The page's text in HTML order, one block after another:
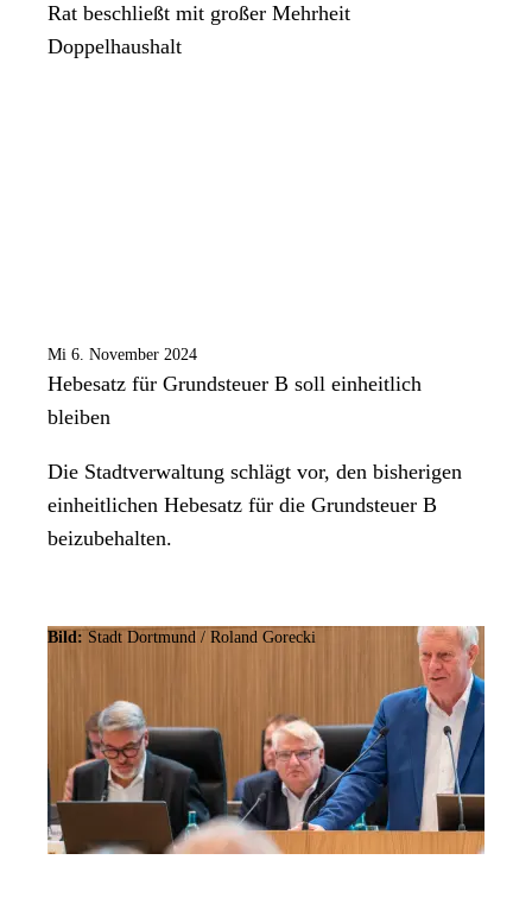
Rat beschließt mit großer Mehrheit
Doppelhaushalt
Mi 6. November 2024
Hebesatz für Grundsteuer B soll einheitlich
bleiben
Die Stadtverwaltung schlägt vor, den bisherigen
einheitlichen Hebesatz für die Grundsteuer B
beizubehalten.
Bild: Stadt Dortmund / Roland Gorecki